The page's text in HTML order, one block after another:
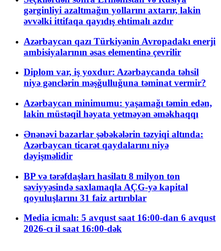
gərginliyi azaltmağın yollarını axtarır, lakin
əvvəlki ittifaqa qayıdış ehtimalı azdır
Azərbaycan qazı Türkiyənin Avropadakı enerji
ambisiyalarının əsas elementinə çevrilir
Diplom var, iş yoxdur: Azərbaycanda təhsil
niyə gənclərin məşğulluğuna təminat vermir?
Azərbaycan minimumu: yaşamağı təmin edən,
lakin müstəqil həyata yetməyən əməkhaqqı
Ənənəvi bazarlar şəbəkələrin təzyiqi altında:
Azərbaycan ticarət qaydalarını niyə
dəyişməlidir
BP və tərəfdaşları hasilatı 8 milyon ton
səviyyəsində saxlamaqla AÇG-yə kapital
qoyuluşlarını 31 faiz artırıblar
Media icmalı: 5 avqust saat 16:00-dan 6 avqust
2026-cı il saat 16:00-dək